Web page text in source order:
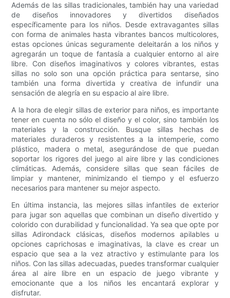
Además de las sillas tradicionales, también hay una variedad
de diseños innovadores y divertidos diseñados
específicamente para los niños. Desde extravagantes sillas
con forma de animales hasta vibrantes bancos multicolores,
estas opciones únicas seguramente deleitarán a los niños y
agregarán un toque de fantasía a cualquier entorno al aire
libre. Con diseños imaginativos y colores vibrantes, estas
sillas no solo son una opción práctica para sentarse, sino
también una forma divertida y creativa de infundir una
sensación de alegría en su espacio al aire libre.
A la hora de elegir sillas de exterior para niños, es importante
tener en cuenta no sólo el diseño y el color, sino también los
materiales y la construcción. Busque sillas hechas de
materiales duraderos y resistentes a la intemperie, como
plástico, madera o metal, asegurándose de que puedan
soportar los rigores del juego al aire libre y las condiciones
climáticas. Además, considere sillas que sean fáciles de
limpiar y mantener, minimizando el tiempo y el esfuerzo
necesarios para mantener su mejor aspecto.
En última instancia, las mejores sillas infantiles de exterior
para jugar son aquellas que combinan un diseño divertido y
colorido con durabilidad y funcionalidad. Ya sea que opte por
sillas Adirondack clásicas, diseños modernos apilables u
opciones caprichosas e imaginativas, la clave es crear un
espacio que sea a la vez atractivo y estimulante para los
niños. Con las sillas adecuadas, puedes transformar cualquier
área al aire libre en un espacio de juego vibrante y
emocionante que a los niños les encantará explorar y
disfrutar.